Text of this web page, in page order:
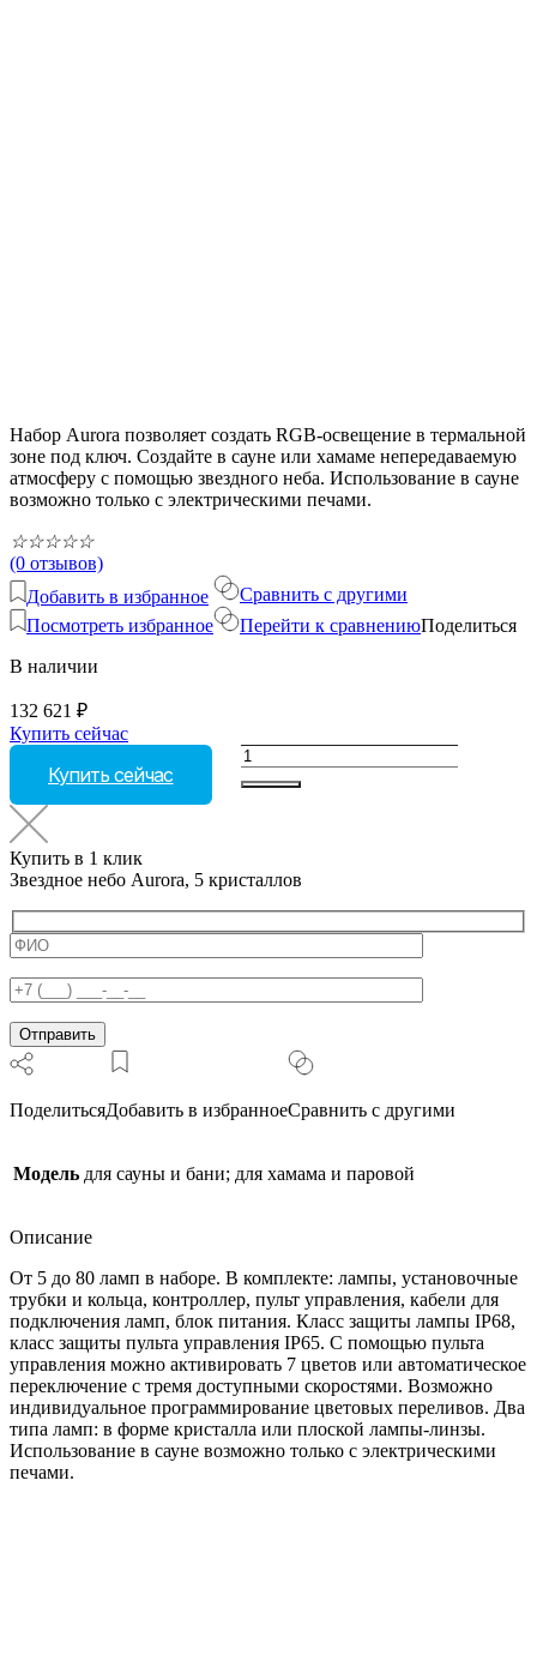
Набор Aurora позволяет создать RGB-освещение в термальной
зоне под ключ. Создайте в сауне или хамаме непередаваемую
атмосферу с помощью звездного неба. Использование в сауне
возможно только с электрическими печами.
☆☆☆☆☆
(0 отзывов)
Добавить в избранное
Посмотреть избранное
Сравнить с другими
Перейти к сравнениюПоделиться
В наличии
132 621 ₽
Купить сейчас
Купить сейчас
Количество
кристаллов
Купить в 1 клик
Звездное небо Aurora, 5 кристаллов
ПоделитьсяДобавить в избранноеСравнить с другими
Модель для сауны и бани; для хамама и паровой
Описание
От 5 до 80 ламп в наборе. В комплекте: лампы, установочные
трубки и кольца, контроллер, пульт управления, кабели для
подключения ламп, блок питания. Класс защиты лампы IP68,
класс защиты пульта управления IP65. С помощью пульта
управления можно активировать 7 цветов или автоматическое
переключение с тремя доступными скоростями. Возможно
индивидуальное программирование цветовых переливов. Два
типа ламп: в форме кристалла или плоской лампы-линзы.
Использование в сауне возможно только с электрическими
печами.